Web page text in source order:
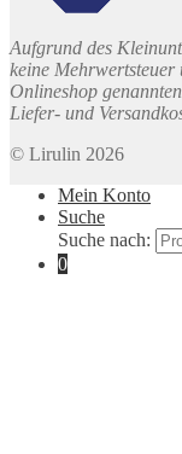
Aufgrund des
keine Mehrwertsteuer
Onlineshop
Liefer- und
© Lirulin 2026
Mein Konto
Suche
Suche nach:
0